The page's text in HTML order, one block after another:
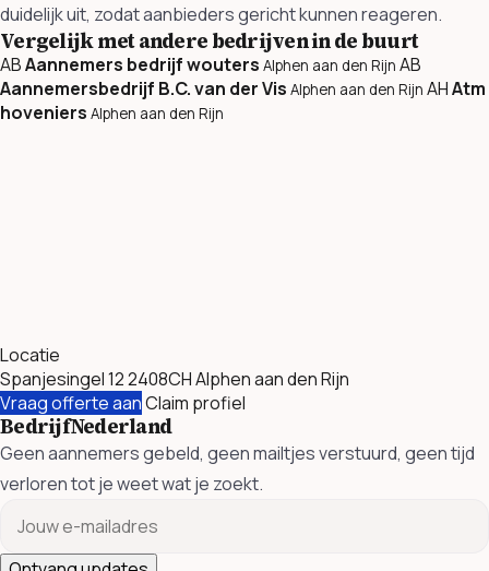
duidelijk uit, zodat aanbieders gericht kunnen reageren.
Vergelijk met andere bedrijven in de buurt
ABAannemers bedrijf wouters Alphen aan den Rijn AB
Aannemersbedrijf B.C. van der Vis Alphen aan den Rijn AHAtm
hoveniers Alphen aan den Rijn
Locatie
Spanjesingel 12 2408CH Alphen aan den Rijn
Vraag offerte aanClaim profiel
BedrijfNederland
Geen aannemers gebeld, geen mailtjes verstuurd, geen tijd
verloren tot je weet wat je zoekt.